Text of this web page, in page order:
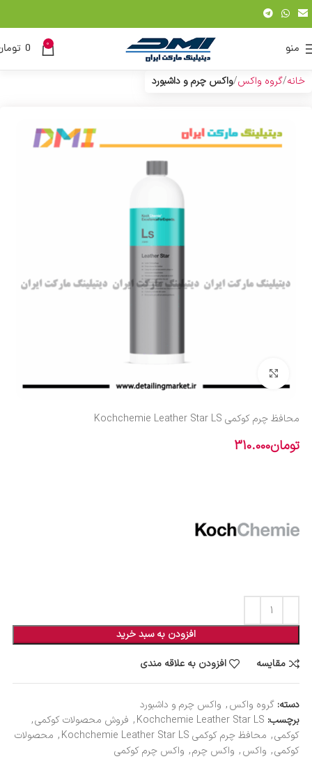
منو 0
0
خانه گروه واکس واکس چرم و داشبورد
محافظ چرم کوکمی Kochchemie Leather Star LS
تومان310.000
افزودن به سبد خرید
مقایسه
افزودن به علاقه مندی
دسته: گروه واکس, واکس چرم و داشبورد
برچسب: Kochchemie Leather Star LS
, فروش محصولات کوکمی,
کوکمی, محافظ چرم کوکمی Kochchemie Leather Star LS , محصولات
کوکمی, واکس, واکس چرم, واکس چرم کوکمی